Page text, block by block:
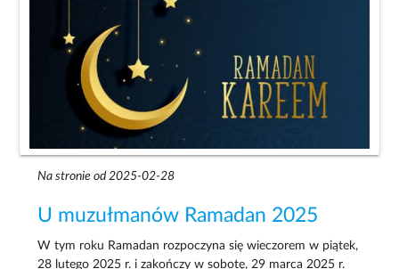
Na stronie od 2025-02-28
U muzułmanów Ramadan 2025
W tym roku Ramadan rozpoczyna się wieczorem w piątek,
28 lutego 2025 r. i zakończy w sobotę, 29 marca 2025 r.